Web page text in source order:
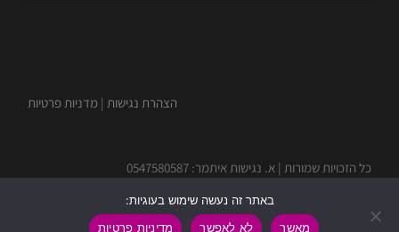
הצהרת נגישות| מדניות פרטיות
כל הזכויות שמורות | א. נגישות איתמר: 0547580587
באתר זה נעשה שימוש בעוגיות:
מאשר
לא לאפשר מדיניות פרטיות